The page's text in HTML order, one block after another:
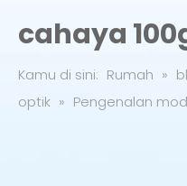
cahaya
Kamu di sini: Rumah »
optik » Pengenalan